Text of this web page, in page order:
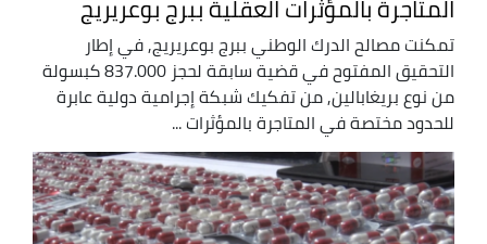
المتاجرة بالمؤثرات العقلية ببرج بوعريريج
تمكنت مصالح الدرك الوطني ببرج بوعريريج, في إطار
التحقيق المفتوح في قضية سابقة لحجز 837.000 كبسولة
من نوع بريغابالين, من تفكيك شبكة إجرامية دولية عابرة
للحدود مختصة في المتاجرة بالمؤثرات ...